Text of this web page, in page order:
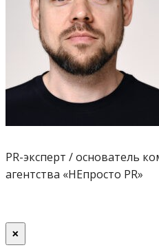
PR-эксперт / основатель
агентства «НЕпросто PR»
×